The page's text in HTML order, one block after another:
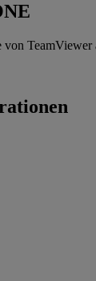
von